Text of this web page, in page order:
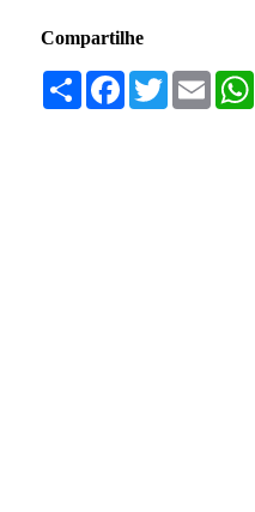
Compartilhe
Compartilhar
Facebook
TwitterEmail